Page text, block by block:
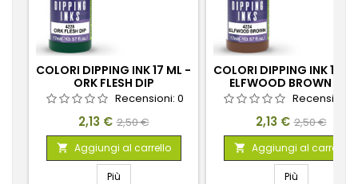
COLORI DIPPING INK 17 ML -
ORK FLESH DIP
Recensioni: 0
Prezzo
2,13 € Prezzo
base
2,50 €
 Aggiungi al carrello
Più
COLORI DIPPING INK 17
ELFWOOD BROWN DIP
Recensioni:
Prezzo
2,13 € Prezzo
base
2,50 €
 Aggiungi al carrello
Più